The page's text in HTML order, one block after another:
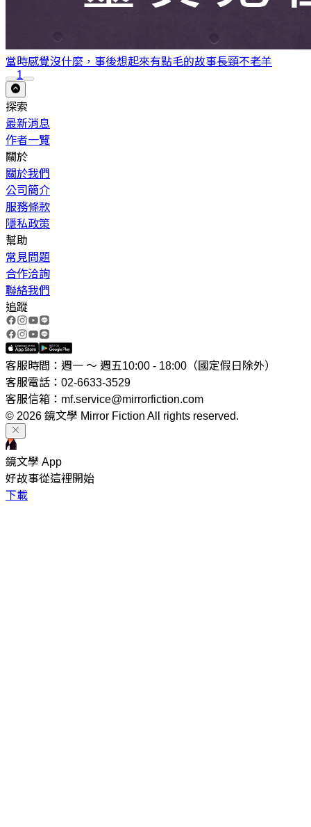
當時感覺沒什麼，事後想起來有點毛的故事長頸不老羊
1
探索
最新消息
作者一覽
關於
關於我們
公司簡介
服務條款
隱私政策
幫助
常見問題
合作洽詢
聯絡我們
追蹤
客服時間：週一 ～ 週五10:00 - 18:00（國定假日除外）
客服電話：02-6633-3529
客服信箱：mf.service@mirrorfiction.com
© 2026 鏡文學 Mirror Fiction All rights reserved.
鏡文學 App
好故事從這裡開始
下載